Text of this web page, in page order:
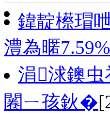
鍏靛櫒瑁
澧為暱7.59%
涓浗鐭
闂ㄧ孩鈥�